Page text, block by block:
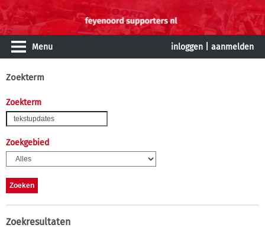
Menu inloggen aanmelden
Zoekterm
Zoekterm
Zoekgebied
Zoekresultaten